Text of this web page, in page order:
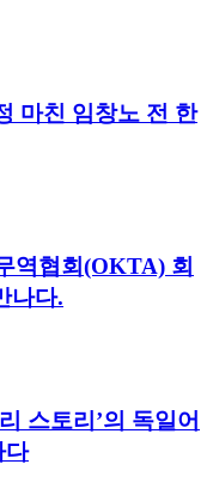
마친 임창노 전 한
역협회(OKTA) 회
나다.
스토리’의 독일어
다